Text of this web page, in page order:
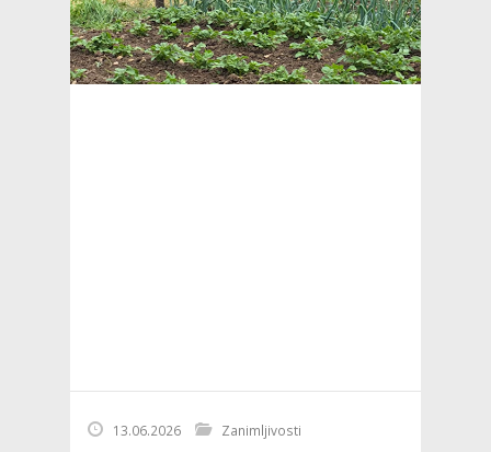
13.06.2026 Zanimljivosti